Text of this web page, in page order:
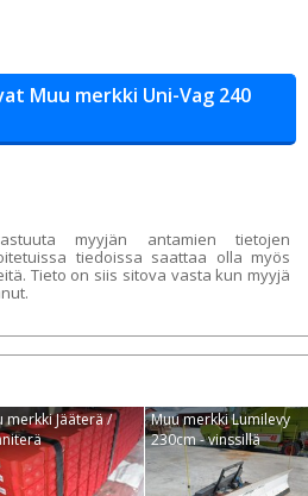
Muu merkki Uni-Vag 240
myyjän antamien tietojen
tiedoissa saattaa olla myös
Tieto on siis sitova vasta kun myyjä
merkki Jääterä /
Muu merkki Lumilevy
230cm - vinssillä